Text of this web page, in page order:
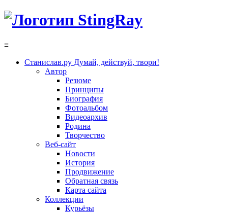
≡
Станислав.ру Думай, действуй, твори!
Автор
Резюме
Принципы
Биография
Фотоальбом
Видеоархив
Родина
Творчество
Веб-сайт
Новости
История
Продвижение
Обратная связь
Карта сайта
Коллекции
Курьёзы